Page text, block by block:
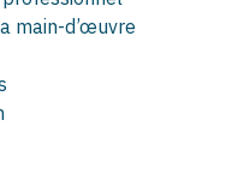
main-d’œuvre